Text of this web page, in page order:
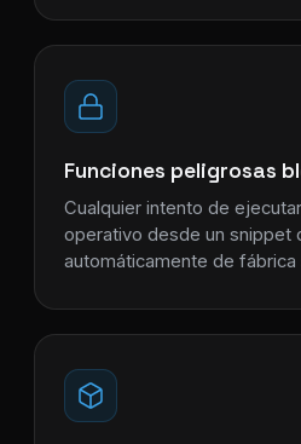
Funciones peligrosas
Cualquier intento de
operativo desde un snippet
automáticamente de fábrica